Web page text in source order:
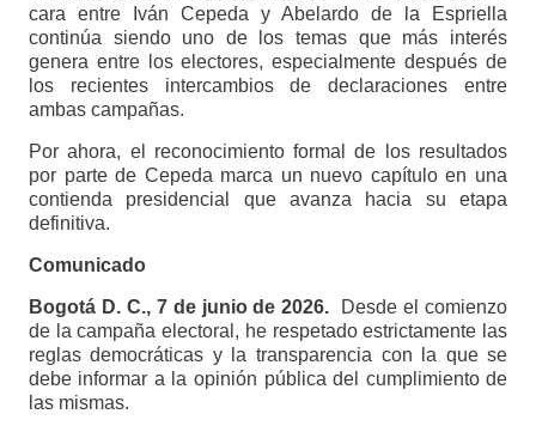
cara entre Iván Cepeda y Abelardo de la Espriella
continúa siendo uno de los temas que más interés
genera entre los electores, especialmente después de
los recientes intercambios de declaraciones entre
ambas campañas.
Por ahora, el reconocimiento formal de los resultados
por parte de Cepeda marca un nuevo capítulo en una
contienda presidencial que avanza hacia su etapa
definitiva.
Comunicado
Bogotá D. C., 7 de junio de 2026. Desde el comienzo
de la campaña electoral, he respetado estrictamente las
reglas democráticas y la transparencia con la que se
debe informar a la opinión pública del cumplimiento de
las mismas.